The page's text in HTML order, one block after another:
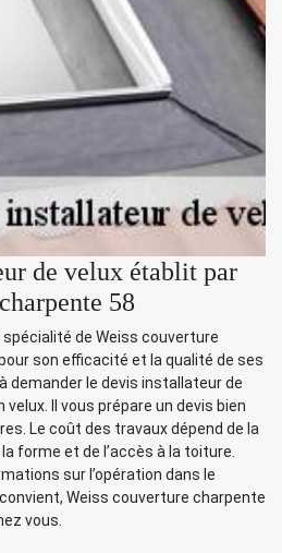
de velux établit par
58
spécialité de Weiss couverture
son efficacité et la qualité de ses
demander le devis installateur de
velux. Il vous prépare un devis bien
Le coût des travaux dépend de la
forme et de l’accès à la toiture.
sur l’opération dans le
Weiss couverture charpente
vous.